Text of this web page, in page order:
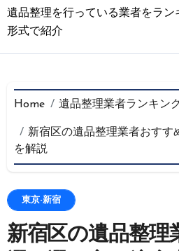
ッ
プ
遺品整理を行っている業者をラン
形式で紹介
Home 遺品整理業者ランキン
新宿区の遺品整理業者おすす
を解説
東京-新宿
新宿区の遺品整理